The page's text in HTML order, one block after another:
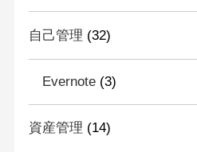
自己管理 (32)
Evernote(3)
資産管理 (14)